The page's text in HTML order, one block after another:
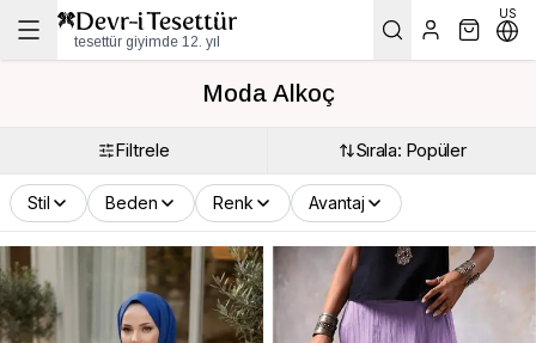
tesettür giyimde 12. yıl
US
Moda Alkoç
Filtrele Sırala: Popüler
Stil Beden Renk Avantaj